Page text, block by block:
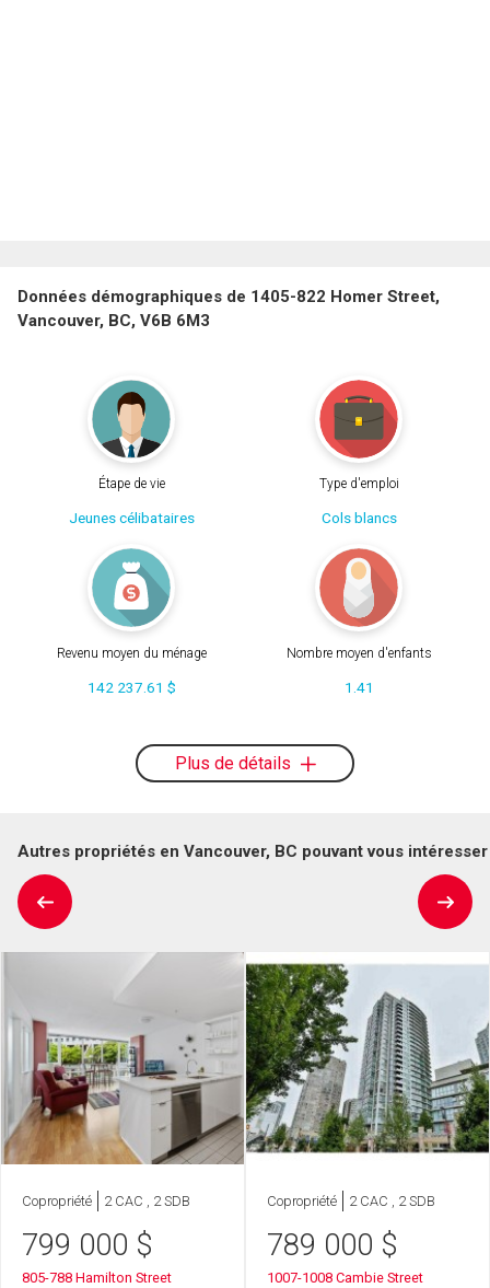
Données démographiques de 1405-822 Homer Street,
Vancouver, BC, V6B 6M3
Étape de vie
Jeunes célibataires
Type d'emploi
Cols blancs
Revenu moyen du ménage
142 237.61 $
Nombre moyen d'enfants
1.41
Plus de détails
Autres propriétés en Vancouver, BC pouvant vous intéresser
Copropriété 2 CAC , 2 SDB
799 000 $
805-788 Hamilton Street
Copropriété 2 CAC , 2 SDB
789 000 $
1007-1008 Cambie Street